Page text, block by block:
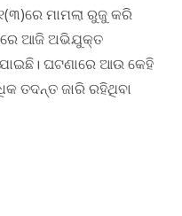
ମାମଲା ରୁଜୁ କରି
ଆଜି ଅଭିଯୁକ୍ତ
ଘଟଣାରେ ଆଉ କେହି
ତଦନ୍ତ ଜାରି ରହିଥିବା